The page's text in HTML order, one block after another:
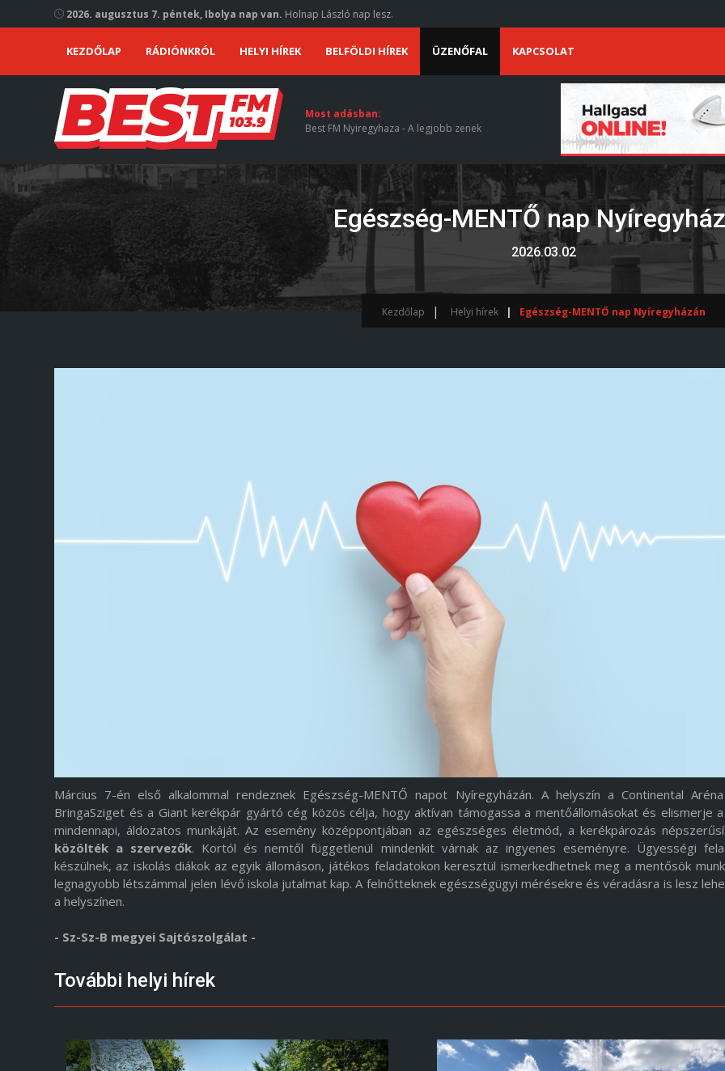
2026. augusztus 7. péntek, Ibolya nap van. Holnap László nap lesz.
KEZDŐLAP RÁDIÓNKRÓL HELYI HÍREK BELFÖLDI HÍREK ÜZENŐFAL KAPCSOLAT
Most adásban:
Best FM Nyiregyhaza - A legjobb zenek
Egészség-MENTŐ nap
2026.03.02
Kezdőlap Helyi hírek Egészség-MENTŐ nap Nyíregyházán
Március 7-én első alkalommal rendeznek Egészség-MENTŐ napot Nyíregyházán. A helyszín a Continental
BringaSziget és a Giant kerékpár gyártó cég közös célja, hogy aktívan támogassa a mentőállomásokat és elismerje
mindennapi, áldozatos munkáját. Az esemény középpontjában az egészséges életmód, a kerékpározás
közölték a szervezők. Kortól és nemtől függetlenül mindenkit várnak az ingyenes eseményre. Ügyességi
készülnek, az iskolás diákok az egyik állomáson, játékos feladatokon keresztül ismerkedhetnek meg a mentősök
legnagyobb létszámmal jelen lévő iskola jutalmat kap. A felnőtteknek egészségügyi mérésekre és véradásra is lesz
a helyszínen.
- Sz-Sz-B megyei Sajtószolgálat -
További helyi hírek